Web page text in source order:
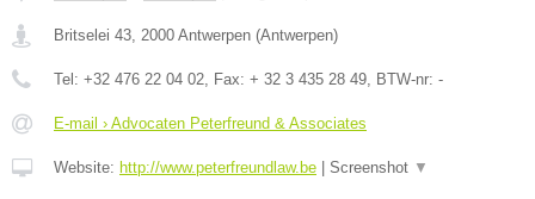
Britselei 43 2000 Antwerpen (Antwerpen)
Tel: +32 476 22 04 02 , Fax: + 32 3 435 28 49 , BTW-nr: -
E-mail › Advocaten Peterfreund & Associates
Website: http://www.peterfreundlaw.be Screenshot ▼